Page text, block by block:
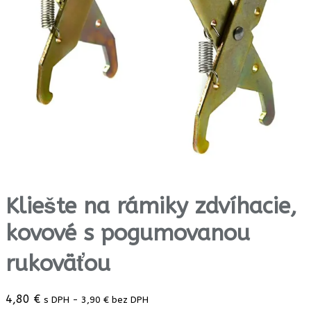
Kliešte na rámiky zdvíhacie,
kovové s pogumovanou
rukoväťou
4,80 € s DPH - 3,90 € bez DPH